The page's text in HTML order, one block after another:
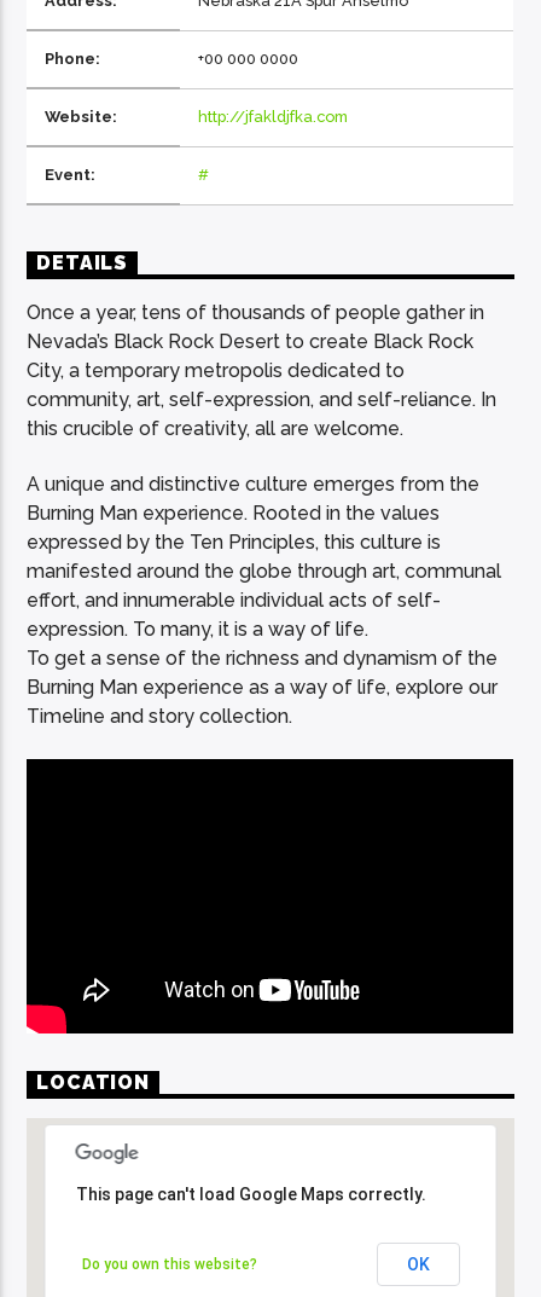
Phone: +00 000 0000
Website: http://jfakldjfka.com
Event: #
DETAILS
Once a year, tens of thousands of people gather in
Nevada’s Black Rock Desert to create Black Rock
City, a temporary metropolis dedicated to
community, art, self-expression, and self-reliance. In
this crucible of creativity, all are welcome.
A unique and distinctive culture emerges from the
Burning Man experience. Rooted in the values
expressed by the Ten Principles, this culture is
manifested around the globe through art, communal
effort, and innumerable individual acts of self-
expression. To many, it is a way of life.
To get a sense of the richness and dynamism of the
Burning Man experience as a way of life, explore our
Timeline and story collection.
LOCATION
This page can't load Google Maps correctly.
Do you own this website? OK
This page can't load Google Maps correctly.
Do you own this website? OK